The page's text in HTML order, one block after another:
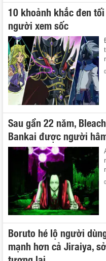
10 khoảnh khắc đen
người xem sốc
Sau gần 22 năm,
Bankai được người
Boruto hé lộ người
mạnh hơn cả Jiraiya,